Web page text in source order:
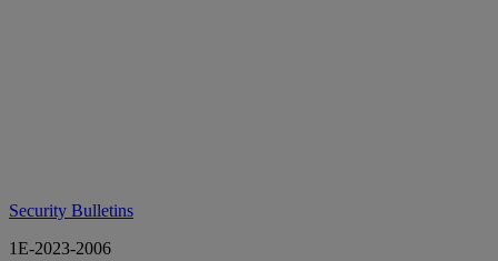
Security Bulletins
1E-2023-2006